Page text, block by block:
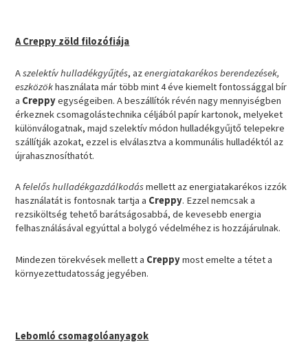
A Creppy zöld filozófiája
Aszelektív hulladékgyűjtés, azenergiatakarékos berendezések,
eszközökhasználata már több mint 4 éve kiemelt fontossággal bír
a Creppyegységeiben. A beszállítók révén nagy mennyiségben
érkeznek csomagolástechnika céljából papír kartonok, melyeket
különválogatnak, majd szelektív módon hulladékgyűjtő telepekre
szállítják azokat, ezzel is elválasztva a kommunális hulladéktól az
újrahasznosíthatót.
Afelelős hulladékgazdálkodásmellett az energiatakarékos izzók
használatát is fontosnak tartja a Creppy. Ezzel nemcsak a
rezsiköltség tehető barátságosabbá, de kevesebb energia
felhasználásával egyúttal a bolygó védelméhez is hozzájárulnak.
Mindezen törekvések mellett a Creppymost emelte a tétet a
környezettudatosság jegyében.
Lebomló csomagolóanyagok